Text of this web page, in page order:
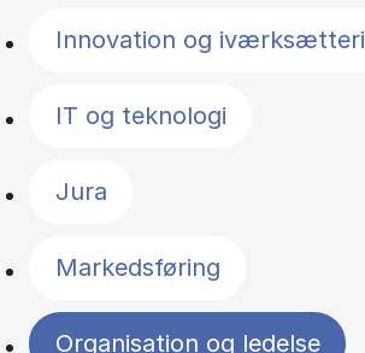
Innovation og iværksætteri
IT og teknologi
Jura
Markedsføring
Organisation og ledelse